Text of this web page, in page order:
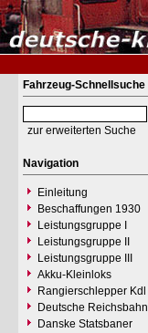
Fahrzeug-Schnellsuche
zur erweiterten Suche
Navigation
Einleitung
Beschaffungen 1930
Leistungsgruppe I
Leistungsgruppe II
Leistungsgruppe III
Akku-Kleinloks
Rangierschlepper Kdl
Deutsche Reichsbahn
Danske Statsbaner